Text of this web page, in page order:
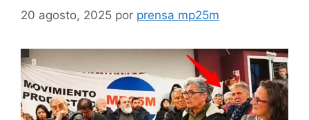
20 agosto, 2025 por prensa mp25m